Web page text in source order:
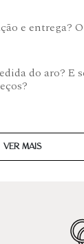
e entrega?
do aro? E
VER MAIS